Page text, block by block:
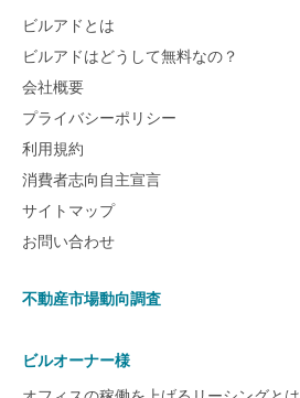
ビルアドとは
ビルアドはどうして無料なの？
会社概要
プライバシーポリシー
利用規約
消費者志向自主宣言
サイトマップ
お問い合わせ
不動産市場動向調査
ビルオーナー様